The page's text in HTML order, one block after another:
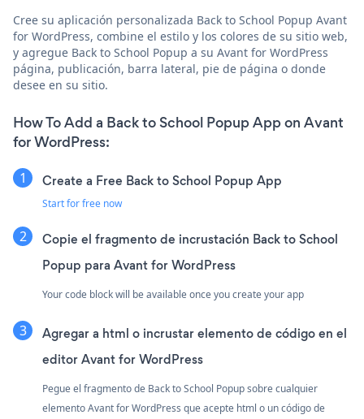
Cree su aplicación personalizada Back to School Popup Avant
for WordPress, combine el estilo y los colores de su sitio web,
y agregue Back to School Popup a su Avant for WordPress
página, publicación, barra lateral, pie de página o donde
desee en su sitio.
How To Add a Back to School Popup App on Avant
for WordPress:
Create a Free Back to School Popup App
Start for free now
Copie el fragmento de incrustación Back to School
Popup para Avant for WordPress
Your code block will be available once you create your app
Agregar a html o incrustar elemento de código en el
editor Avant for WordPress
Pegue el fragmento de Back to School Popup sobre cualquier
elemento Avant for WordPress que acepte html o un código de